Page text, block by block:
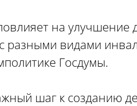
на улучшение
разными видами
Госдумы.
шаг к созданию